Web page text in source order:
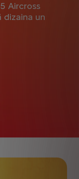
Aircross
dizaina un